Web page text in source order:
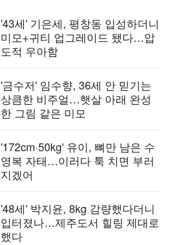
'43세' 기은세, 평창동 입성하더니
미모+귀티 업그레이드 됐다…압
도적 우아함
'금수저' 임수향, 36세 안 믿기는
상큼한 비주얼…햇살 아래 완성
한 그림 같은 미모
'172cm·50kg' 유이, 뼈만 남은 수
영복 자태…이러다 툭 치면 부러
지겠어
'48세' 박지윤, 8kg 감량했다더니
입터졌나…제주도서 힐링 제대로
했다